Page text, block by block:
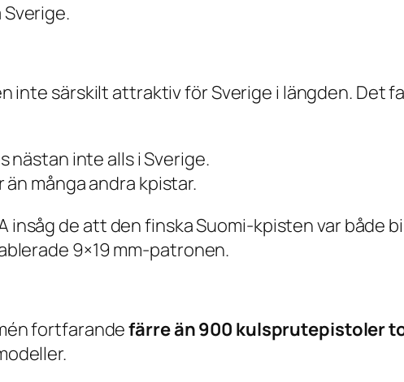
särskilt attraktiv för Sverige i längden. Det
nästan inte alls i Sverige.
många andra kpistar.
insåg de att den finska Suomi-kpisten var både
9×19 mm-patronen.
fortfarandefärre än 900 kulsprutepistoler